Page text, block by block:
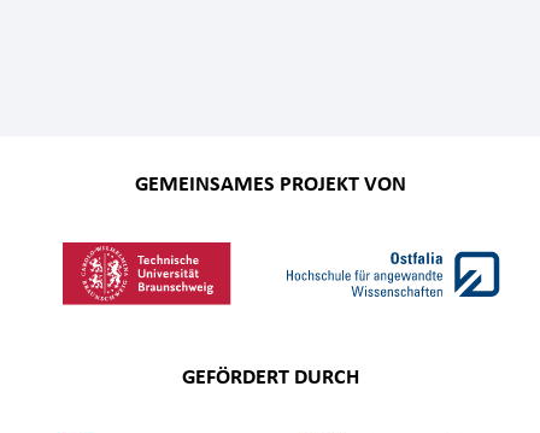
GEMEINSAMES PROJEKT VON
GEFÖRDERT DURCH